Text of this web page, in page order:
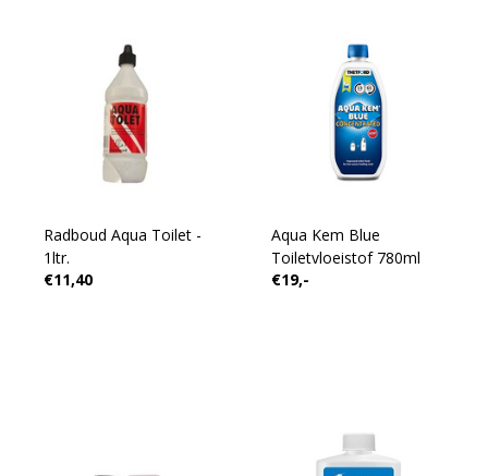
Radboud Aqua Toilet -
1ltr.
€11,40
Aqua Kem Blue
Toiletvloeistof 780ml
€19,-